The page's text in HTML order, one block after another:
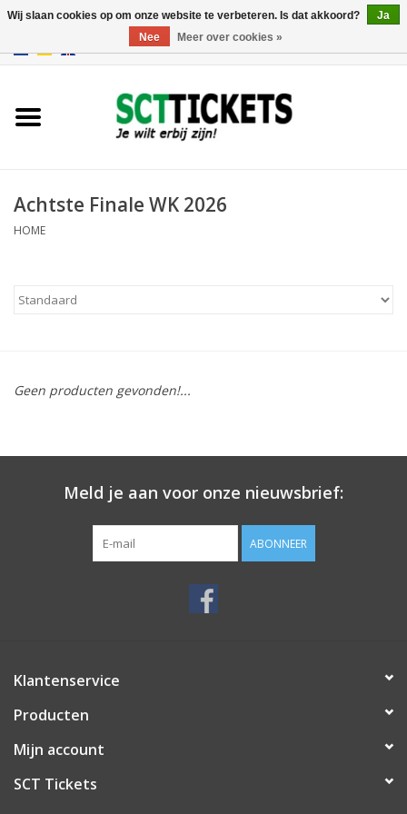
Frankrijk
Achtste Finale WK 2026
HOME
Geen producten gevonden!...
Meld je aan voor onze nieuwsbrief:
ABONNEER
Klantenservice
Producten
Mijn account
SCT Tickets
Wij slaan cookies op om onze website te verbeteren. Is dat akkoord?
Ja
Nee
Meer over cookies »